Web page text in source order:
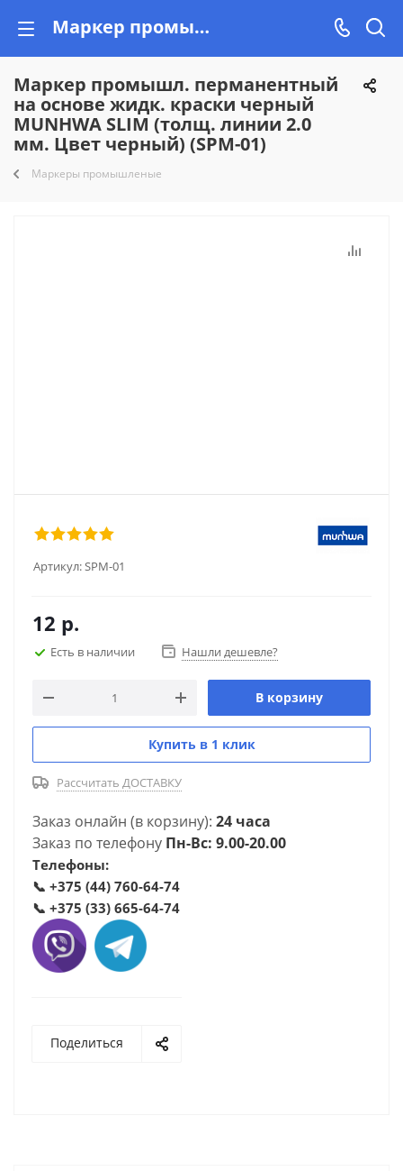
Маркер промышл. перманентный на основе жидк. краски черный MUNHWA SLIM (толщ. линии 2.0 мм. Цвет черный) (SPM-01) купить недорого на Vishop.by, рассрочка!
Маркер промышл. перманентный
на основе жидк. краски черный
MUNHWA SLIM (толщ. линии 2.0
мм. Цвет черный) (SPM-01)
Маркеры промышленые
Артикул:SPM-01
12 р.
Есть в наличии Нашли дешевле?
В корзину
Купить в 1 клик
Рассчитать ДОСТАВКУ
Заказ онлайн (в корзину): 24 часа
Заказ по телефону Пн-Вс: 9.00-20.00
Телефоны:
📞 +375 (44) 760-64-74
📞 +375 (33) 665-64-74
Поделиться